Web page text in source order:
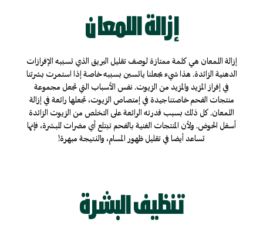
إزالة اللمعان
إزالة اللمعان هي كلمة ممتازة لوصف تقليل البريق الذي تسببه الإفرازات
الدهنية الزائدة. هذا شيء يجعلنا يائسين بسببه خاصة إذا استمرت بشرتنا
في إفراز المزيد والمزيد من الزيوت. نفس الأسباب التي تجعل مجموعة
منتجات الفحم خاصتنا جيدة في إمتصاص الزيوت، تجعلها رائعة في إزالة
اللمعان. كل ذلك بسبب قدرته الرائعة على التخلص من الزيوت الزائدة
أسفل الحوض. ولأن المنتجات الغنية بالفحم تبتلع أي مضرات للبشرة، فإنها
تساعد أيضا في تقليل ظهور المسام، والنتيجة مبهرة!
تنظيف البشرة